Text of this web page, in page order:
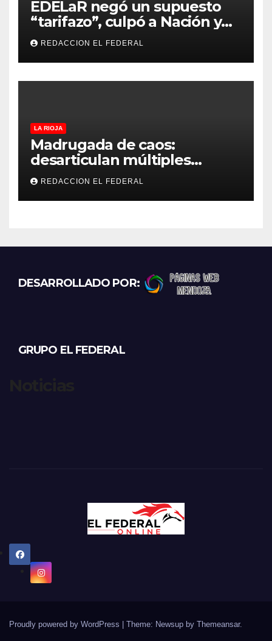
EDELaR negó un supuesto
“tarifazo”, culpó a Nación y
defendió los mecanismos de
medición: “la empresa
factura lo que lee, no lo que
estima”
REDACCION EL FEDERAL
LA RIOJA
Madrugada de caos:
desarticulan múltiples
“rodadas” y detienen a
motociclistas violentos
REDACCION EL FEDERAL
DESARROLLADO POR:
GRUPO EL FEDERAL
Proudly powered by WordPress Theme: Newsup by Themeansar.